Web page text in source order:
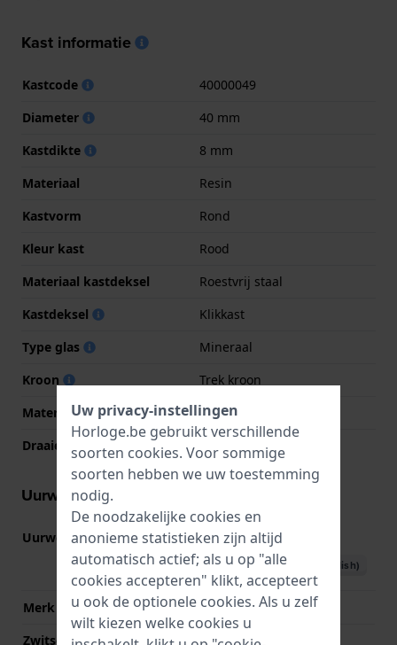
Kast informatie
Kastcode
40000049
Diameter
40 mm
Kastdikte
8 mm
Materiaal
Resin
Kastvorm
Rond
Kleur kast
Rood
Materiaal kastdeksel
Roestvrij staal
Kastdeksel
Klikkast
Type glas
Mineraal
Kroon
Trek kroon
Materiaal bezel
Roestvrij staal
Draaiende ring
Geen - Vast
Uurwerk informatie
Uurwerk nr. Y121(Bekijk specificaties
Download handboek (English)
Merk uurwerk
Seiko
Zwitsers uurwerk
Nee
Uw privacy-instellingen
Horloge.be gebruikt verschillende
soorten cookies. Voor sommige
soorten hebben we uw toestemming
nodig.
De noodzakelijke cookies en
anonieme statistieken zijn altijd
automatisch actief; als u op "alle
cookies accepteren" klikt, accepteert
u ook de optionele cookies. Als u zelf
wilt kiezen welke cookies u